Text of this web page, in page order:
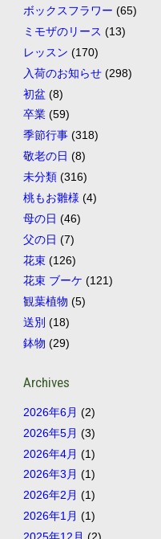
ボックスフラワー (65)
ミモザのリース (13)
レッスン (170)
入荷のお知らせ(298)
初盆 (8)
卒業(59)
季節行事(318)
敬老の日 (8)
未分類(316)
桃もお雛様 (4)
母の日 (46)
父の日 (7)
花束(126)
花束 ブーケ (121)
観葉植物 (5)
送別 (18)
鉢物 (29)
Archives
2026年6月 (2)
2026年5月 (3)
2026年4月 (1)
2026年3月 (1)
2026年2月 (1)
2026年1月 (1)